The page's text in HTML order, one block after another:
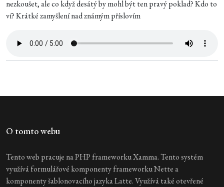
nezkoušet, ale co když desátý by mohl být ten pravý poklad? Kdo to
ví? Krátké zamyšlení nad známým příslovím
O tomto webu
Tento web pracuje na PHP frameworku Xamma. Tento systém
využívá formulářové komponenty frameworku Nette a
komponenty šablonovacího jazyka Latte. Využívá také otevřené